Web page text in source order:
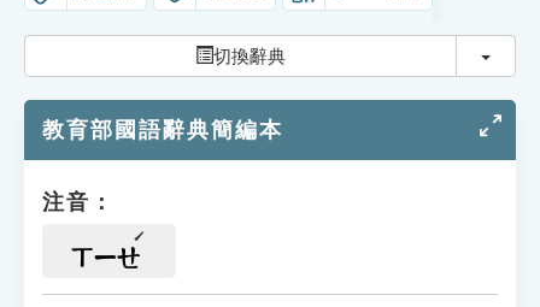
貓頭鷹博士
切換辭典 切換
教育部國語辭典簡編本
注音：
ㄒㄧㄝ